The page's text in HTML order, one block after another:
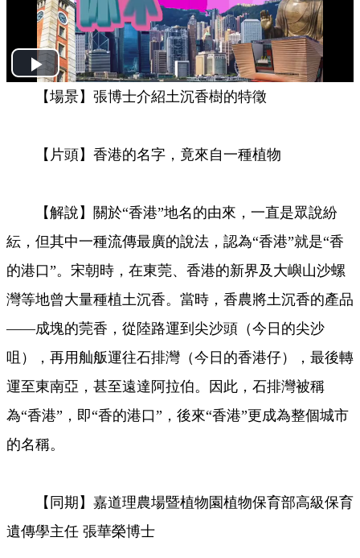
Play
Video
【場景】張博士介紹土沉香樹的特徵
【片頭】香港的名字，竟來自一種植物
【解說】關於“香港”地名的由來，一直是眾說紛
紜，但其中一種流傳最廣的說法，認為“香港”就是“香
的港口”。宋朝時，在東莞、香港的新界及大嶼山沙螺
灣等地曾大量種植土沉香。當時，香農將土沉香的產品
——成塊的莞香，從陸路運到尖沙頭（今日的尖沙
咀），再用舢舨運往石排灣（今日的香港仔），最後轉
運至東南亞，甚至遠達阿拉伯。因此，石排灣被稱
為“香港”，即“香的港口”，後來“香港”更成為整個城市
的名稱。
【同期】嘉道理農場暨植物園植物保育部高級保育
遺傳學主任 張華榮博士